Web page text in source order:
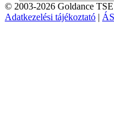
© 2003-2026 Goldance TSE
Adatkezelési tájékoztató |